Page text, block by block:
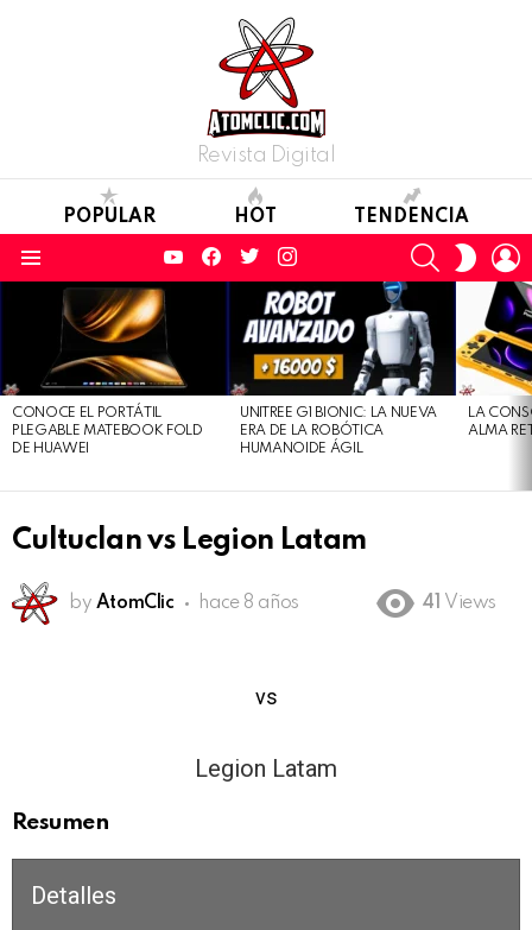
Revista Digital
POPULAR HOT TENDENCIA
YouTubeFacebook
TwitterInstagram SEARCH
SKIN
STORIES
CONOCE EL PORTÁTIL
PLEGABLE MATEBOOK FOLD
DE HUAWEI
UNITREE G1 BIONIC: LA NUEVA
ERA DE LA ROBÓTICA
HUMANOIDE ÁGIL
LA
ALMA
Cultuclan vs Legion Latam
by AtomClic hace 8 años 41 Views
vs
Legion Latam
Resumen
Detalles